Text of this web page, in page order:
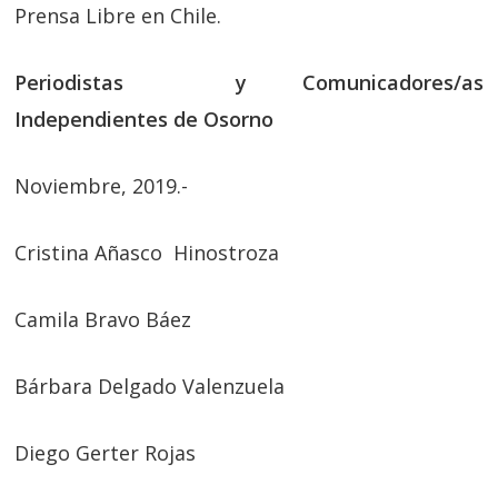
Prensa Libre en Chile.
Periodistas y Comunicadores/as
Independientes de Osorno
Noviembre, 2019.-
Cristina Añasco Hinostroza
Camila Bravo Báez
Bárbara Delgado Valenzuela
Diego Gerter Rojas